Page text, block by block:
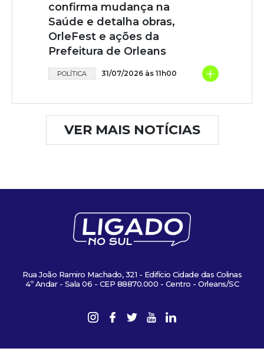
confirma mudança na
Saúde e detalha obras,
OrleFest e ações da
Prefeitura de Orleans
POLÍTICA 31/07/2026 às 11h00 +
VER MAIS NOTÍCIAS
Rua João Ramiro Machado, 321 - Edifício Cidade das Colinas
4º Andar - Sala 06 - CEP 88870.000 - Centro - Orleans/SC